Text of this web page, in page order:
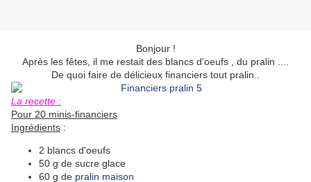
Bonjour !
Après les fêtes, il me restait des blancs d'oeufs , du pralin ....
De quoi faire de délicieux financiers tout pralin..
La recette :
Pour 20 minis-financiers
Ingrédients :
2 blancs d'oeufs
50 g de sucre glace
60 g de pralin maison